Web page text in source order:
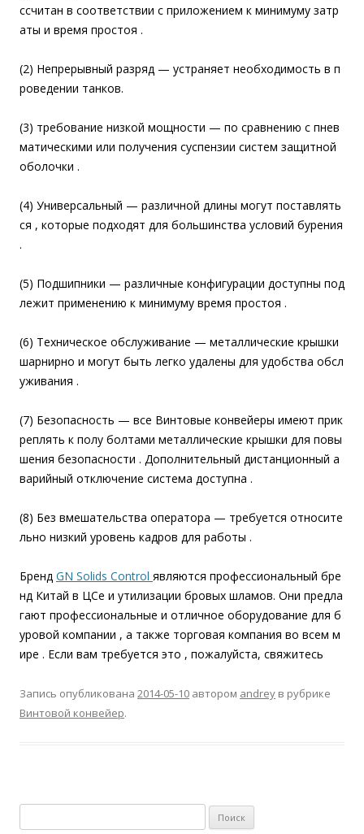
ссчитан в соответствии с приложением к минимуму затр
аты и время простоя .
(2) Непрерывный разряд — устраняет необходимость в п
роведении танков.
(3) требование низкой мощности — по сравнению с пнев
матическими или получения суспензии систем защитной
оболочки .
(4) Универсальный — различной длины могут поставлять
ся , которые подходят для большинства условий бурения
.
(5) Подшипники — различные конфигурации доступны под
лежит применению к минимуму время простоя .
(6) Техническое обслуживание — металлические крышки
шарнирно и могут быть легко удалены для удобства обсл
уживания .
(7) Безопасность — все Винтовые конвейеры имеют прик
реплять к полу болтами металлические крышки для повы
шения безопасности . Дополнительный дистанционный а
варийный отключение система доступна .
(8) Без вмешательства оператора — требуется относите
льно низкий уровень кадров для работы .
Бренд GN Solids Control являются профессиональный бре
нд Китай в ЦСе и утилизации бровых шламов. Они предла
гают профессиональные и отличное оборудование для б
уровой компании , а также торговая компания во всем м
ире . Если вам требуется это , пожалуйста, свяжитесь
Запись опубликована 2014-05-10 автором andrey в рубрике
Винтовой конвейер.